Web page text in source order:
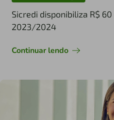
Sicredi disponibiliza R$
2023/2024
Continuar lendo